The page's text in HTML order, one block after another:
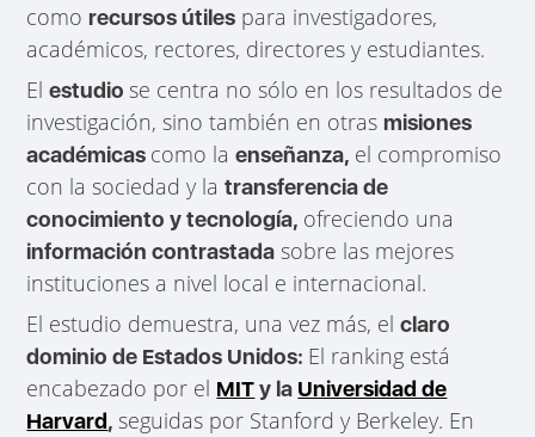
comorecursos útiles para investigadores,
académicos, rectores, directores y estudiantes.
Elestudiose centra no sólo en los resultados de
investigación, sino también en otrasmisiones
académicas como laenseñanza, el compromiso
con la sociedad y latransferencia de
conocimiento y tecnología, ofreciendo una
información contrastada sobre las mejores
instituciones a nivel local e internacional.
El estudio demuestra, una vez más, elclaro
dominio de Estados Unidos: El ranking está
encabezado por el MITy la Universidad de
Harvard,seguidas por Stanford y Berkeley. En